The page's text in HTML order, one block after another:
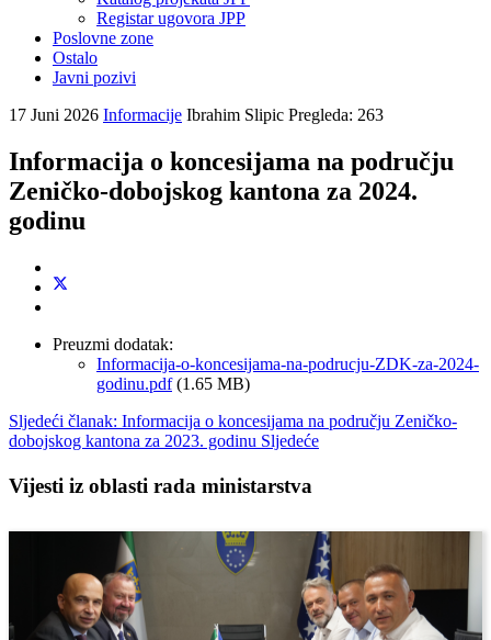
Registar ugovora JPP
Poslovne zone
Ostalo
Javni pozivi
17 Juni 2026 Informacije Ibrahim Slipic Pregleda: 263
Informacija o koncesijama na području
Zeničko-dobojskog kantona za 2024.
godinu
Preuzmi dodatak:
Informacija-o-koncesijama-na-podrucju-ZDK-za-2024-
godinu.pdf(1.65 MB)
Sljedeći članak: Informacija o koncesijama na području Zeničko-
dobojskog kantona za 2023. godinu Sljedeće
Vijesti iz oblasti rada ministarstva